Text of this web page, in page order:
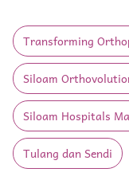
Transforming
Siloam
Siloam Hospitals
Tulang dan Sendi